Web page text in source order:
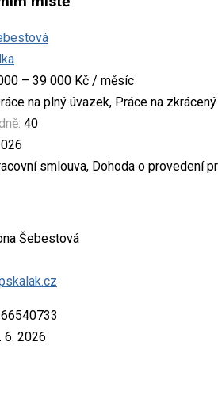
– 39 000 Kč / měsíc
na plný úvazek, Práce na
40
smlouva, Dohoda o provedení
Šebestová
6. 2026